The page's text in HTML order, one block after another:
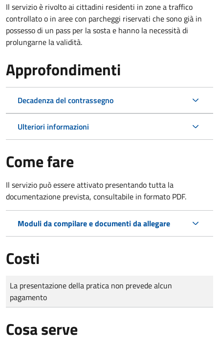
Il servizio è rivolto ai cittadini residenti in zone a traffico
controllato o in aree con parcheggi riservati che sono già in
possesso di un pass per la sosta e hanno la necessità di
prolungarne la validità.
Approfondimenti
Decadenza del contrassegno
Ulteriori informazioni
Come fare
Il servizio può essere attivato presentando tutta la
documentazione prevista, consultabile in formato PDF.
Moduli da compilare e documenti da allegare
Costi
Tipo di pagamento
Importo
La presentazione della pratica non prevede alcun
pagamento
Cosa serve